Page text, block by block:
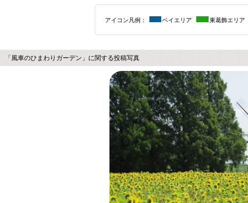
アイコン凡例： ベイエリア 東葛飾エリア
「風車のひまわりガーデン」に関する投稿写真